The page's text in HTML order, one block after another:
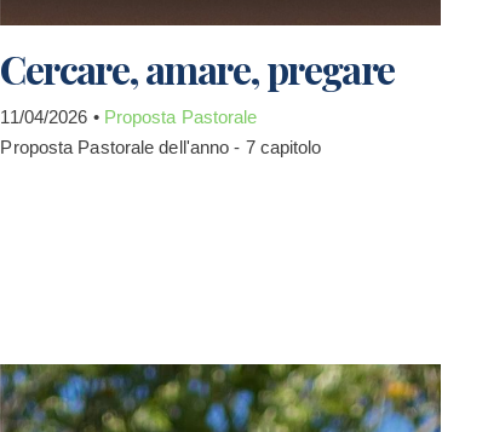
Cercare, amare, pregare
11/04/2026 • Proposta Pastorale
Proposta Pastorale dell'anno - 7 capitolo